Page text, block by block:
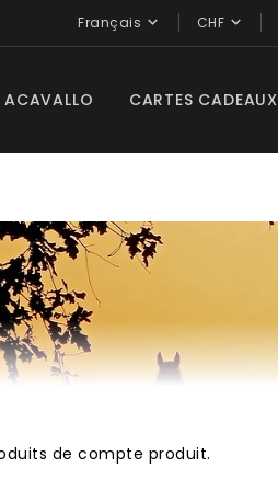
CHF 
Français 
ACAVALLO CARTES CADEAUX
de compte produit.